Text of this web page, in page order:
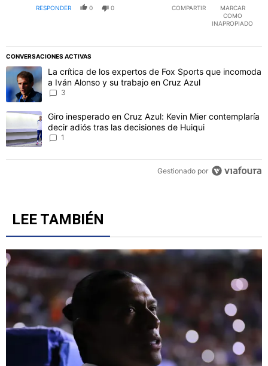
RESPONDER 0 0 COMPARTIR
MARCAR
COMO
INAPROPIADO
CONVERSACIONES ACTIVAS
Este listado muestra los artículos con más comentarios en los
Un artículo de tendencia con el título "La crítica de los expertos
La crítica de los expertos de Fox Sports que incomoda
a Iván Alonso y su trabajo en Cruz Azul
3
Un artículo de tendencia con el título "Giro inesperado en Cruz
Giro inesperado en Cruz Azul: Kevin Mier contemplaría
decir adiós tras las decisiones de Huiqui
1
Gestionado por
LEE TAMBIÉN